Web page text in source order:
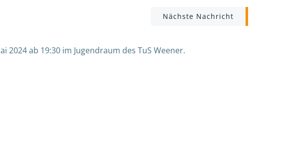
Nächste Nachricht
2024 ab 19:30 im Jugendraum des TuS Weener.